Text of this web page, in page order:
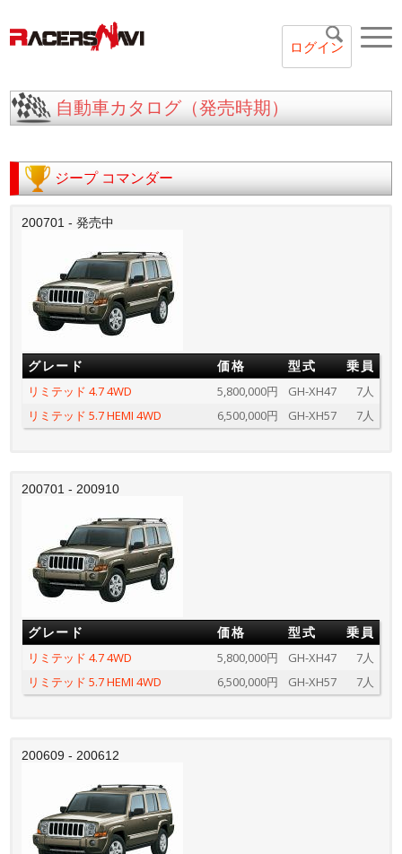
ログイン
自動車カタログ（発売時期）
ジープコマンダー
200701 - 発売中
グレード 価格 型式 乗員
リミテッド 4.7 4WD 5,800,000円 GH-XH47
7人
リミテッド 5.7 HEMI 4WD
6,500,000円 GH-XH57 7人
200701 - 200910
グレード 価格 型式 乗員
リミテッド 4.7 4WD 5,800,000円 GH-XH47
7人
リミテッド 5.7 HEMI 4WD
6,500,000円 GH-XH57 7人
200609 - 200612